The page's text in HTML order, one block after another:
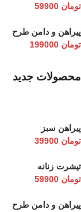
تومان
پیراهن و دامن طرح
تومان
محصولات جدید
پیراهن سبز
تومان
تیشرت زنانه
تومان
پیراهن و دامن طرح